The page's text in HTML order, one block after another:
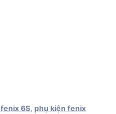
6S, phụ kiện fenix